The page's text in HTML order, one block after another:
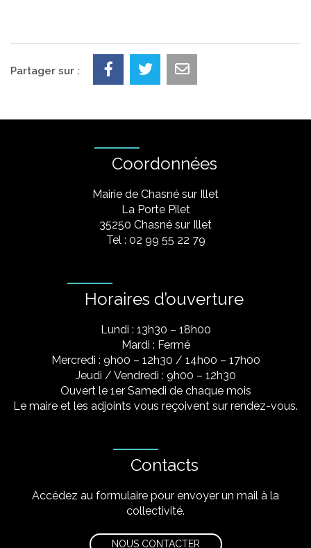
Partager sur :
Coordonnées
Mairie de Chasné sur Illet
La Porte Pilet
35250 Chasné sur Illet
Tel : 02 99 55 22 79
Horaires d’ouverture
Lundi : 13h30 – 18h00
Mardi : Fermé
Mercredi : 9h00 – 12h30 / 14h00 – 17h00
Jeudi / Vendredi : 9h00 – 12h30
Ouvert le 1er Samedi de chaque mois
Le maire et les adjoints vous reçoivent sur rendez-vous.
Contacts
Accédez au formulaire pour envoyer un mail à la
collectivité.
NOUS CONTACTER